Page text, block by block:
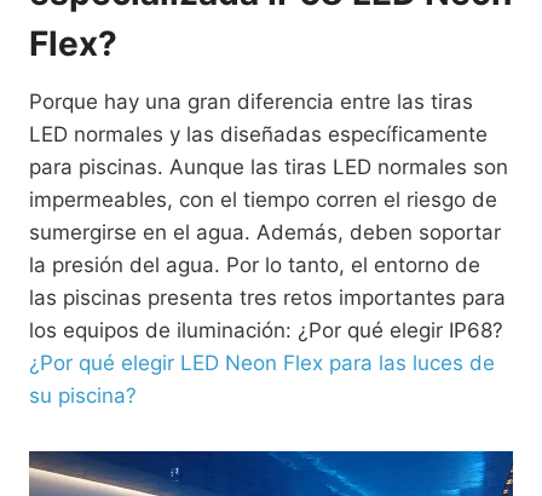
Flex?
Porque hay una gran diferencia entre las tiras
LED normales y las diseñadas específicamente
para piscinas. Aunque las tiras LED normales son
impermeables, con el tiempo corren el riesgo de
sumergirse en el agua. Además, deben soportar
la presión del agua. Por lo tanto, el entorno de
las piscinas presenta tres retos importantes para
los equipos de iluminación: ¿Por qué elegir IP68?
¿Por qué elegir LED Neon Flex para las luces de
su piscina?